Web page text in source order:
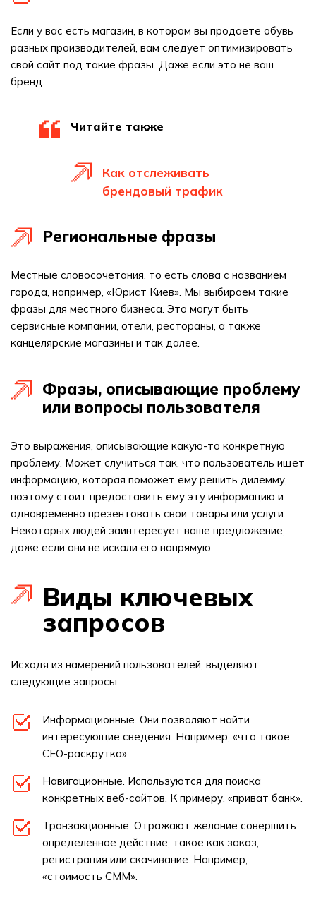
Если у вас есть магазин, в котором вы продаете обувь
разных производителей, вам следует оптимизировать
свой сайт под такие фразы. Даже если это не ваш
бренд.
Читайте также
Как отслеживать
брендовый трафик
Региональные фразы
Местные словосочетания, то есть слова с названием
города, например, «Юрист Киев». Мы выбираем такие
фразы для местного бизнеса. Это могут быть
сервисные компании, отели, рестораны, а также
канцелярские магазины и так далее.
Фразы, описывающие проблему
или вопросы пользователя
Это выражения, описывающие какую-то конкретную
проблему. Может случиться так, что пользователь ищет
информацию, которая поможет ему решить дилемму,
поэтому стоит предоставить ему эту информацию и
одновременно презентовать свои товары или услуги.
Некоторых людей заинтересует ваше предложение,
даже если они не искали его напрямую.
Виды ключевых
запросов
Исходя из намерений пользователей, выделяют
следующие запросы:
Информационные. Они позволяют найти
интересующие сведения. Например, «что такое
СЕО-раскрутка».
Навигационные. Используются для поиска
конкретных веб-сайтов. К примеру, «приват банк».
Транзакционные. Отражают желание совершить
определенное действие, такое как заказ,
регистрация или скачивание. Например,
«стоимость СММ».